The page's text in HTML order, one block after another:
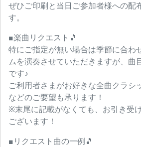
ぜひご印刷と当日ご参加者様への配
す。
■楽曲リクエスト🎵
特にご指定が無い場合は季節に合わ
ムを演奏させていただきますが、曲
です♪
ご利用者さまがお好きな全曲クラシ
などのご要望も承ります！
※末尾に記載がなくても、お引き受
ございます！
■リクエスト曲の一例🎵